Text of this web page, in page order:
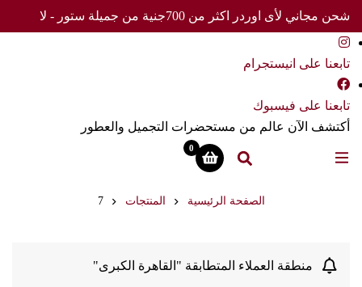
شحن مجاني لأى اوردر اكثر من 700جنية من جميلة ستور - لا
تفوت العرض
تابعنا على انيستجرام
تابعنا على فيسبوك
أكتشف الآن عالم من مستحضرات التجميل والعطور
0
الصفحة الرئيسية المنتجات 7
منطقة العملاء المتطابقة "القاهرة الكبرى"